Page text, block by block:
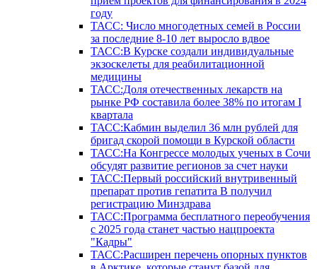
году
ТАСС: Число многодетных семей в России
за последние 8-10 лет выросло вдвое
ТАСС:В Курске создали индивидуальные
экзоскелеты для реабилитационной
медицины
ТАСС:Доля отечественных лекарств на
рынке РФ составила более 38% по итогам I
квартала
ТАСС:Кабмин выделил 36 млн рублей для
бригад скорой помощи в Курской области
ТАСС:На Конгрессе молодых ученых в Сочи
обсудят развитие регионов за счет науки
ТАСС:Первый российский внутривенный
препарат против гепатита В получил
регистрацию Минздрава
ТАСС:Программа бесплатного переобучения
с 2025 года станет частью нацпроекта
"Кадры"
ТАСС:Расширен перечень опорных пунктов